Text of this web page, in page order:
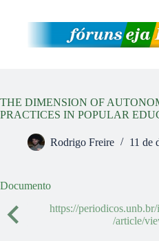
THE DIMENSION OF
PRACTICES IN POPULAR
Rodrigo Freire 11 de
Documento
https://
/article/